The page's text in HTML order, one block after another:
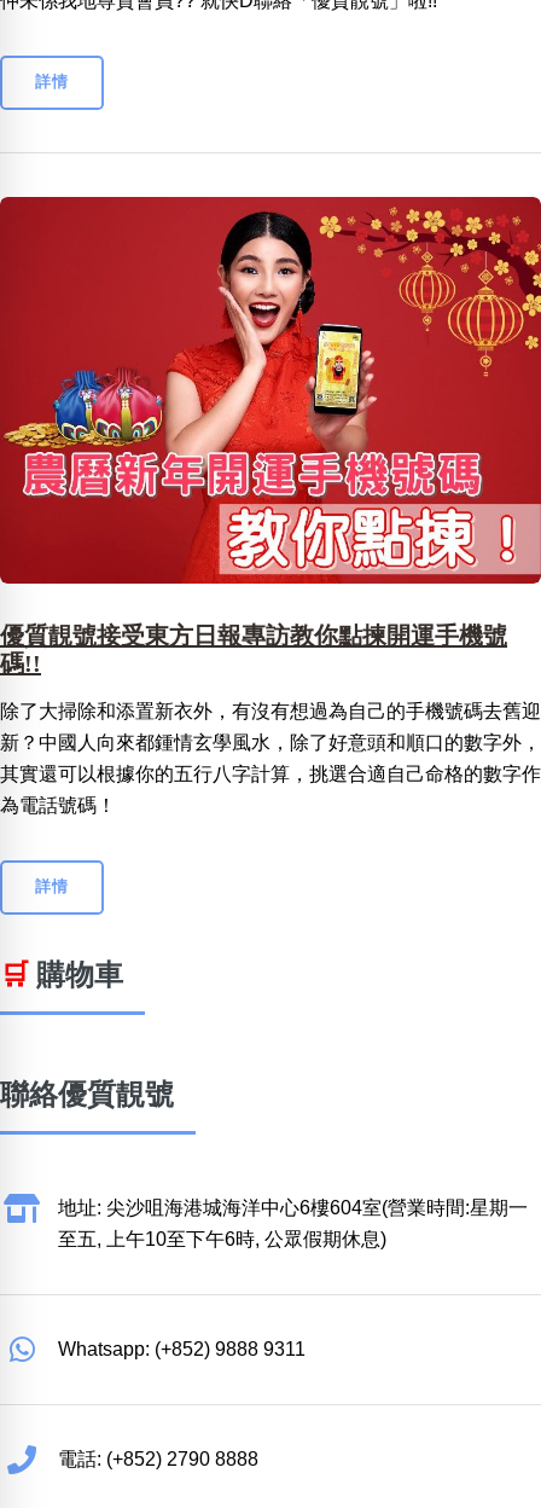
詳情
優質靚號接受東方日報專訪教你點揀開運手機號
碼!!
除了大掃除和添置新衣外，有沒有想過為自己的手機號碼去舊迎
新？中國人向來都鍾情玄學風水，除了好意頭和順口的數字外，
其實還可以根據你的五行八字計算，挑選合適自己命格的數字作
為電話號碼！
詳情
🛒 購物車
聯絡優質靚號
地址: 尖沙咀海港城海洋中心6樓604室(營業時間:星期一
至五, 上午10至下午6時, 公眾假期休息)
Whatsapp: (+852) 9888 9311
電話: (+852) 2790 8888